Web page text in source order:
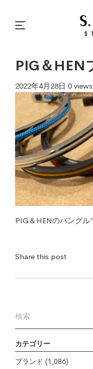
カテゴリー
ブランド (1,086)
PIG＆
2022年4月28日 0 views
PIG＆HENのバングル
Share this post